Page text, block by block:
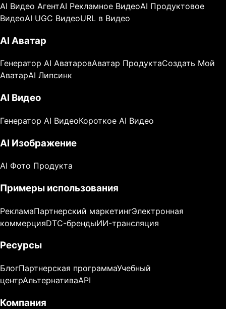
AI Видео АгентAI Рекламное ВидеоAI Продуктовое
ВидеоAI UGC ВидеоURL в Видео
AI Аватар
Генератор AI АватаровАватар ПродуктаСоздать Мой
АватарAI Липсинк
AI Видео
Генератор AI ВидеоКороткое AI Видео
AI Изображение
AI Фото Продукта
Примеры использования
РекламаПартнерский маркетингЭлектронная
коммерцияDTC-брендыИИ-трансляция
Ресурсы
БлогПартнерская программаУчебный
центрАльтернативаAPI
Компания